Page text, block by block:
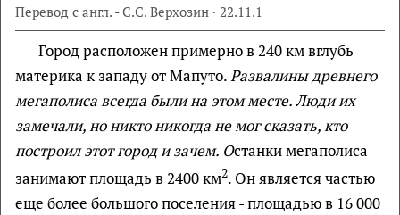
Перевод с англ. - С.С. Верхозин · 22.11.1
Город расположен примерно в 240 км вглубь
материка к западу от Мапуто.Развалины древнего
мегаполиса всегда были на этом месте. Люди их
замечали, но никто никогда не мог сказать, кто
построил этот город и зачем. Останки мегаполиса
занимают площадь в 2400 км2. Он является частью
еще более большого поселения - площадью в 16 000